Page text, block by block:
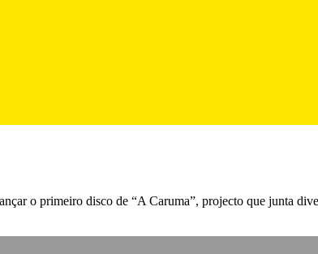
o primeiro disco de “A Caruma”, projecto que junta